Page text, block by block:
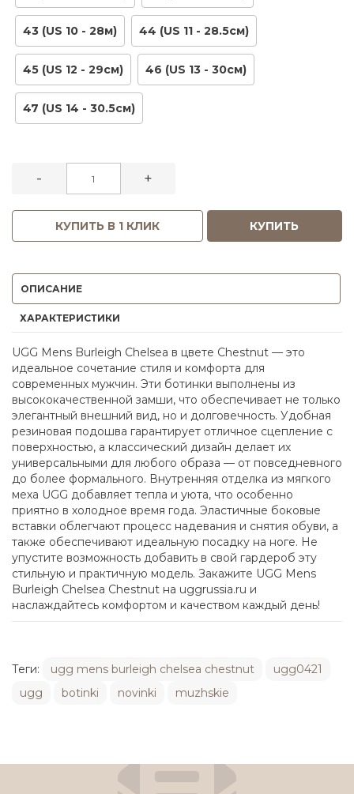
43 (US 10 - 28м) 44 (US 11 - 28.5см)
45 (US 12 - 29см) 46 (US 13 - 30см)
47 (US 14 - 30.5см)
- +
КУПИТЬ В 1 КЛИК КУПИТЬ
ОПИСАНИЕ
ХАРАКТЕРИСТИКИ
UGG Mens Burleigh Chelsea в цвете Chestnut — это
идеальное сочетание стиля и комфорта для
современных мужчин. Эти ботинки выполнены из
высококачественной замши, что обеспечивает не только
элегантный внешний вид, но и долговечность. Удобная
резиновая подошва гарантирует отличное сцепление с
поверхностью, а классический дизайн делает их
универсальными для любого образа — от повседневного
до более формального. Внутренняя отделка из мягкого
меха UGG добавляет тепла и уюта, что особенно
приятно в холодное время года. Эластичные боковые
вставки облегчают процесс надевания и снятия обуви, а
также обеспечивают идеальную посадку на ноге. Не
упустите возможность добавить в свой гардероб эту
стильную и практичную модель. Закажите UGG Mens
Burleigh Chelsea Chestnut на uggrussia.ru и
наслаждайтесь комфортом и качеством каждый день!
Теги: ugg mens burleigh chelsea chestnut
ugg0421
ugg
botinki novinki muzhskie